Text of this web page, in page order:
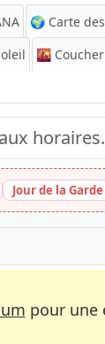
🌍 Carte
🌇
Jour de la
pour une